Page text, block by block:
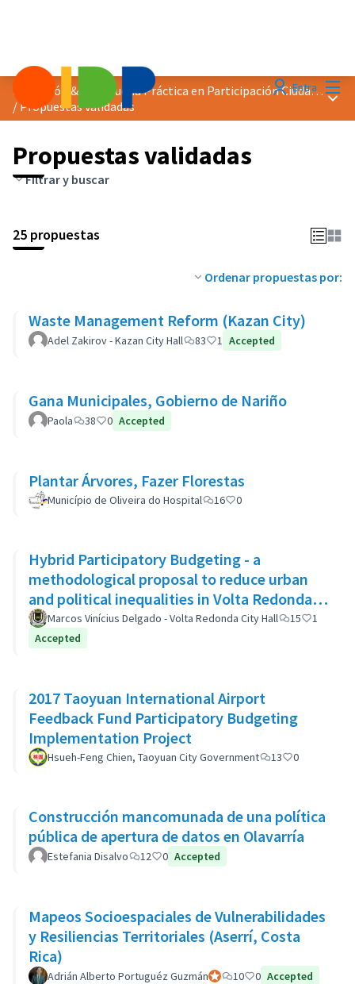
EntraDistinción &quot;Buena Práctica en Participación Ciudadana&quot; 2019
/Propuestas validadas
Propuestas validadas
Filtrar y buscar
25 propuestas
Ordenar propuestas por:
Waste Management Reform (Kazan City)
Adel Zakirov - Kazan City Hall 83 1 Accepted
Gana Municipales, Gobierno de Nariño
Paola 38 0 Accepted
Plantar Árvores, Fazer Florestas
Município de Oliveira do Hospital 16 0
Hybrid Participatory Budgeting - a
methodological proposal to reduce urban
and political inequalities in Volta Redonda,
BrazilMarcos Vinícius Delgado - Volta Redonda City Hall 15
1
Accepted
2017 Taoyuan International Airport
Feedback Fund Participatory Budgeting
Implementation Project
Hsueh-Feng Chien, Taoyuan City Government 13 0
Construcción mancomunada de una política
pública de apertura de datos en Olavarría
Estefania Disalvo 12 0 Accepted
Mapeos Socioespaciales de Vulnerabilidades
y Resiliencias Territoriales (Aserrí, Costa
Rica)
Adrián Alberto Portuguéz GuzmánParticipante oficial
10 0 Accepted